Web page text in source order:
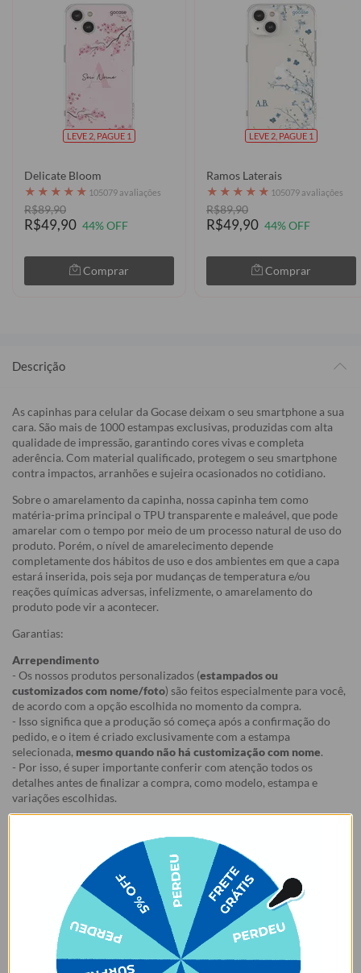
LEVE 2, PAGUE 1
Delicate Bloom
★ ★ ★ ★ ★ 105079 avaliações
R$89,90
R$49,90 44% OFF
Comprar
LEVE 2, PAGUE 1
Ramos Laterais
★ ★ ★ ★ ★ 105079 avaliações
R$89,90
R$49,90 44% OFF
Comprar
Descrição
As capinhas para celular da Gocase deixam o seu smartphone a sua
cara. São mais de 1000 estampas exclusivas, produzidas com alta
qualidade de impressão, garantindo cores vivas e completa
aderência. Com material qualificado, protegem o seu smartphone
contra impactos, arranhões e sujeira ocasionados no cotidiano.
Sobre o amarelamento da capinha, nossa capinha tem como
matéria-prima principal o TPU transparente e maleável, que pode
amarelar com o tempo por meio de um processo natural de uso do
produto. Porém, o nível de amarelecimento depende
completamente dos hábitos de uso e dos ambientes em que a capa
estará inserida, pois seja por mudanças de temperatura e/ou
reações químicas adversas, infelizmente, o amarelamento do
produto pode vir a acontecer.
Garantias:
Arrependimento
- Os nossos produtos personalizados (estampados ou
customizados com nome/foto) são feitos especialmente para você,
de acordo com a opção escolhida no momento da compra.
- Isso significa que a produção só começa após a confirmação do
pedido, e o item é criado exclusivamente com a estampa
selecionada, mesmo quando não há customização com nome.
- Por isso, é super importante conferir com atenção todos os
detalhes antes de finalizar a compra, como modelo, estampa e
variações escolhidas.
cancelamentos ou alterações, pois o produto não pode retornar
- Descascamento: 6 meses;
- Amarelamento: 6 meses;
- Demais defeitos de fábrica: 3 meses.